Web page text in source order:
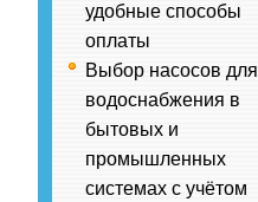
удобные способы
оплаты
Выбор насосов для
водоснабжения в
бытовых и
промышленных
системах с учётом